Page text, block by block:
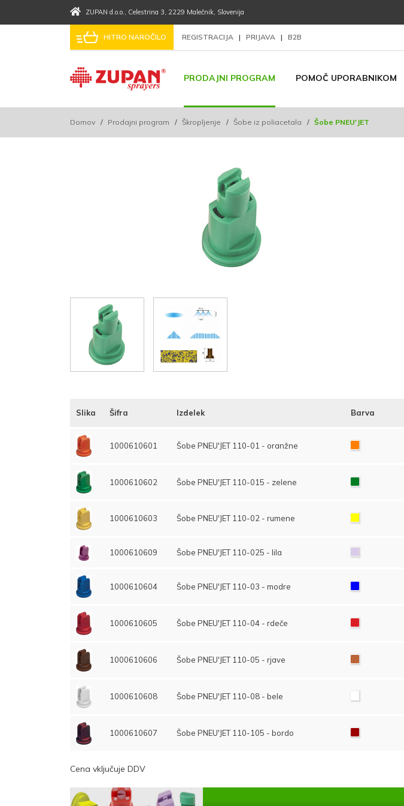
ZUPAN d.o.o., Celestrina 3, 2229 Malečnik, Slovenija
HITRO NAROČILO REGISTRACIJA | PRIJAVA | B2B
PRODAJNI PROGRAM POMOČ UPORABNIKOM
Domov / Prodajni program / Škropljenje / Šobe iz poliacetala / Šobe PNEU'JET
Slika Šifra Izdelek Barva
1000610601 Šobe PNEU'JET 110-01 - oranžne
1000610602 Šobe PNEU'JET 110-015 - zelene
1000610603 Šobe PNEU'JET 110-02 - rumene
1000610609 Šobe PNEU'JET 110-025 - lila
1000610604 Šobe PNEU'JET 110-03 - modre
1000610605 Šobe PNEU'JET 110-04 - rdeče
1000610606 Šobe PNEU'JET 110-05 - rjave
1000610608 Šobe PNEU'JET 110-08 - bele
1000610607 Šobe PNEU'JET 110-105 - bordo
Cena vključuje DDV